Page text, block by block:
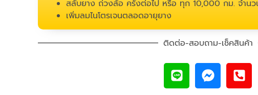
สลับยาง ถ่วงล้อ ครั้งต่อไป หรือ ทุก 10,000 กม. จำน
เพิ่มลมไนโตรเจนตลอดอายุยาง
ติดต่อ-สอบถาม-เช็คสินค้า